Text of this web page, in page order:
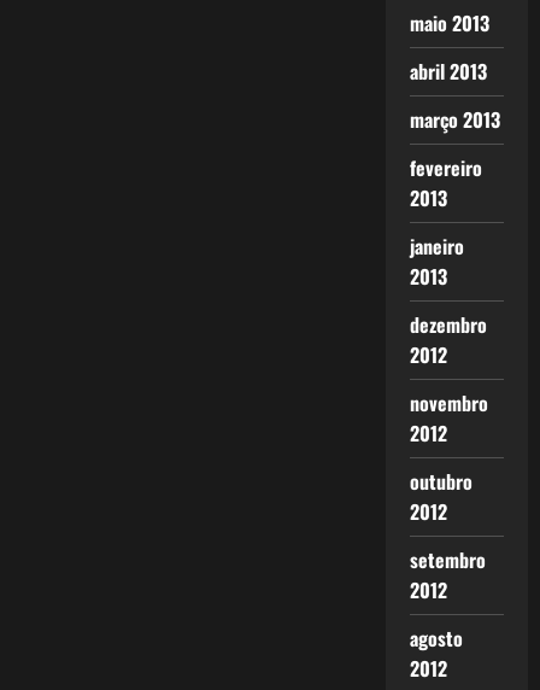
maio 2013
abril 2013
março 2013
fevereiro
2013
janeiro
2013
dezembro
2012
novembro
2012
outubro
2012
setembro
2012
agosto
2012